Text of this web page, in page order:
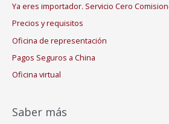
Ya eres importador. Servicio Cero
Precios y requisitos
Oficina de representación
Pagos Seguros a China
Oficina virtual
Saber más